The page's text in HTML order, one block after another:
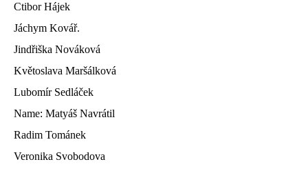
Ctibor Hájek
Jáchym Kovář.
Jindřiška Nováková
Květoslava Maršálková
Lubomír Sedláček
Name: Matyáš Navrátil
Radim Tománek
Veronika Svobodova